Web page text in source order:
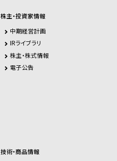
株主・投資家情報
中期経営計画
IRライブラリ
株主・株式情報
電子公告
技術・商品情報